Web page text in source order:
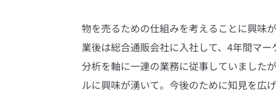
物を売るための仕組みを考えることに興味
業後は総合通販会社に入社して、4年間マ
分析を軸に一連の業務に従事していました
ルに興味が湧いて。今後のために知見を広